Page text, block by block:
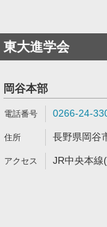
東大進学会
岡谷本部
0266-24-
長野県岡谷
JR中央本線